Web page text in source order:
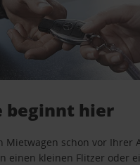
beginnt hier
Mietwagen schon vor Ihrer
einen kleinen Flitzer oder